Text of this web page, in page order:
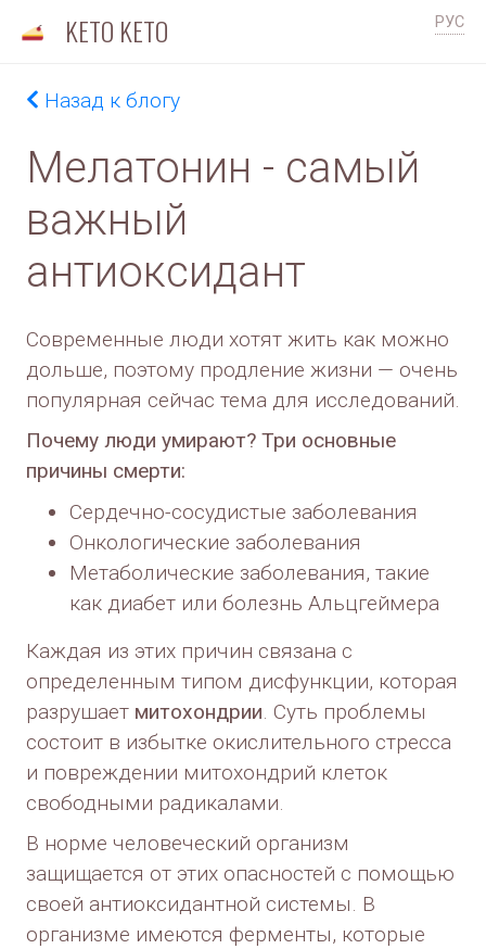
KETO KETO РУС
Назад к блогу
Мелатонин - самый
важный
антиоксидант
Современные люди хотят жить как можно
дольше, поэтому продление жизни — очень
популярная сейчас тема для исследований.
Почему люди умирают? Три основные
причины смерти:
Сердечно-сосудистые заболевания
Онкологические заболевания
Метаболические заболевания, такие
как диабет или болезнь Альцгеймера
Каждая из этих причин связана с
определенным типом дисфункции, которая
разрушает митохондрии. Суть проблемы
состоит в избытке окислительного стресса
и повреждении митохондрий клеток
свободными радикалами.
В норме человеческий организм
защищается от этих опасностей с помощью
своей антиоксидантной системы. В
организме имеются ферменты, которые